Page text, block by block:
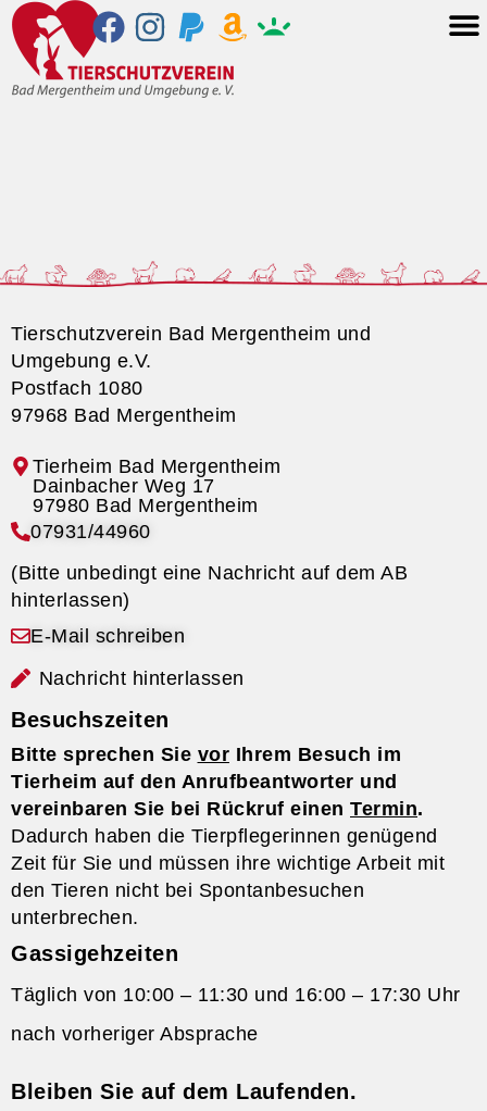
Tierschutzverein Bad Mergentheim und
Umgebung e.V.
Postfach 1080
97968 Bad Mergentheim
Tierheim Bad Mergentheim
07931/44960
(Bitte unbedingt eine Nachricht auf dem AB
hinterlassen)
E-Mail schreiben
Nachricht hinterlassen
Besuchszeiten
Bitte sprechen Sie vor Ihrem Besuch im
Tierheim auf den Anrufbeantworter und
vereinbaren Sie bei Rückruf einen Termin.
Dadurch haben die Tierpflegerinnen genügend
Zeit für Sie und müssen ihre wichtige Arbeit mit
den Tieren nicht bei Spontanbesuchen
unterbrechen.
Gassigehzeiten
Täglich von 10:00 – 11:30 und 16:00 – 17:30 Uhr
nach vorheriger Absprache
Bleiben Sie auf dem Laufenden.